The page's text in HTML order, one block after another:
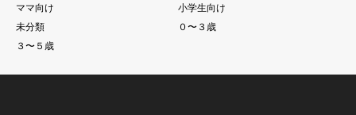
ママ向け
小学生向け
未分類
０〜３歳
３〜５歳